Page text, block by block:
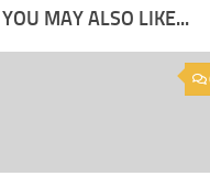
YOU MAY ALSO LIKE...